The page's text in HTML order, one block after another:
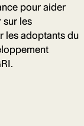
pour aider
sur les
les adoptants du